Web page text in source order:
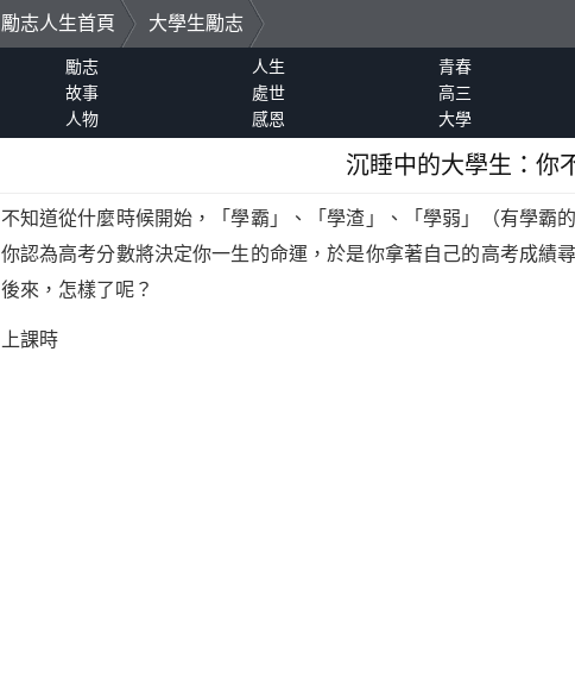
勵志人生首頁
大學生勵志
勵志 人生 青春
故事
處世 高三
人物
感恩 大學
沉睡中的大學生：你
不知道從什麼時候開始，「學霸」、「學渣」、「學弱」（有學霸
你認為高考分數將決定你一生的命運，於是你拿著自己的高考成績
後來，怎樣了呢？
上課時